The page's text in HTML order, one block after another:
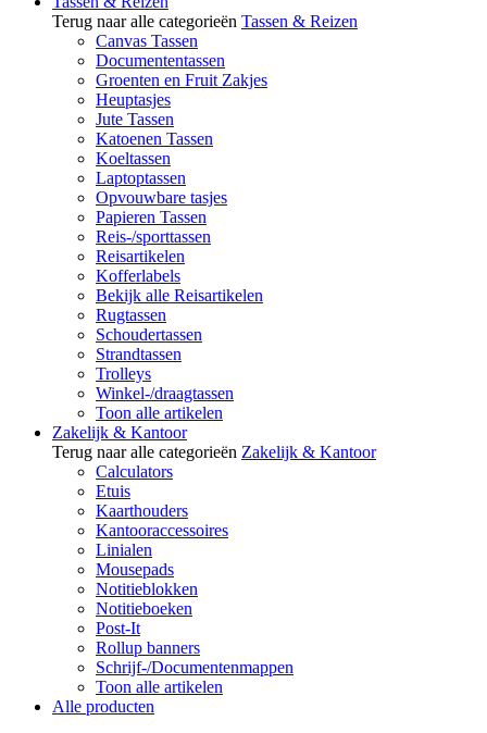
Terug naar alle categorieën Tassen & Reizen
Canvas Tassen
Documententassen
Groenten en Fruit Zakjes
Heuptasjes
Jute Tassen
Katoenen Tassen
Koeltassen
Laptoptassen
Opvouwbare tasjes
Papieren Tassen
Reis-/sporttassen
Reisartikelen
Kofferlabels
Bekijk alle Reisartikelen
Rugtassen
Schoudertassen
Strandtassen
Trolleys
Winkel-/draagtassen
Toon alle artikelen
Zakelijk & Kantoor
Terug naar alle categorieën Zakelijk & Kantoor
Calculators
Etuis
Kaarthouders
Kantooraccessoires
Linialen
Mousepads
Notitieblokken
Notitieboeken
Post-It
Rollup banners
Schrijf-/Documentenmappen
Toon alle artikelen
Alle producten